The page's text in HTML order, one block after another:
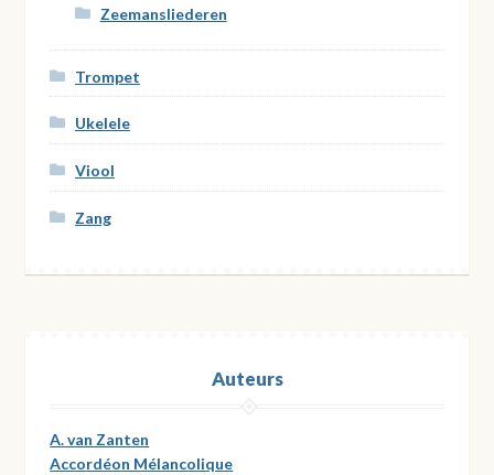
Zeemansliederen
Trompet
Ukelele
Viool
Zang
Auteurs
A. van Zanten
Accordéon Mélancolique